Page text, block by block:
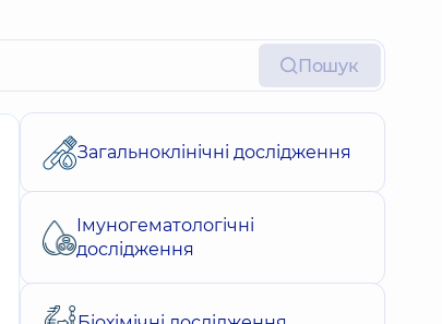
Пошук
Загальноклінічні дослідження
Імуногематологічні
дослідження